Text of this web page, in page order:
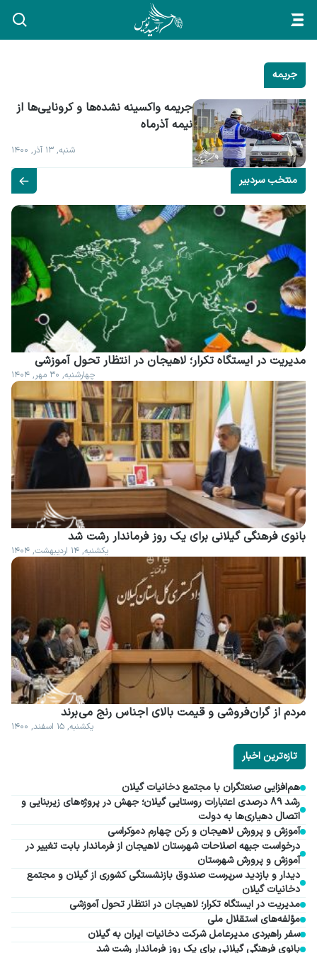
جریمه
نیمه آذرماه
شنبه, ۱۳ آذر, ۱۴۰۰
منتخب سردبیر
مدیریت در ایستگاه تکرار؛ لاهیجان در انتظار تحول آموزشی
چهارشنبه, ۳۰ مهر, ۱۴۰۴
بانوی فرهنگی گیلانی برای یک روز فرماندار رشت شد
یکشنبه, ۱۴ اردیبهشت, ۱۴۰۴
مردم از گران فروشی و قیمت بالای اجناس رنج می برند
یکشنبه, ۱۵ اسفند, ۱۴۰۰
تازه‌ترین اخبار
هم‌افزایی صنعتگران با مجتمع دخانیات گیلان
رشد ۸۹ درصدی اعتبارات روستایی گیلان؛ جهش در پروژه‌های زیربنایی و
اتصال دهیاری‌ها به دولت
آموزش و پرورش لاهیجان و رکن چهارم دموکراسی
درخواست جبهه اصلاحات شهرستان لاهیجان از فرماندار بابت تغییر در
آموزش و پرورش شهرستان
دیدار و بازدید سرپرست صندوق بازنشستگی کشوری از گیلان و مجتمع
دخانیات گیلان
مدیریت در ایستگاه تکرار؛ لاهیجان در انتظار تحول آموزشی
مؤلفه‌های استقلال ملی
سفر راهبردی مدیرعامل شرکت دخانیات ایران به گیلان
بانوی فرهنگی گیلانی برای یک روز فرماندار رشت شد